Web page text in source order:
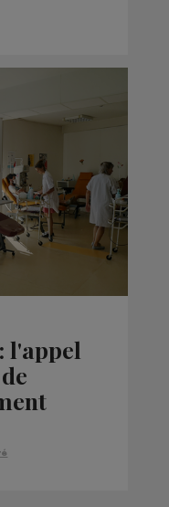
l'appel